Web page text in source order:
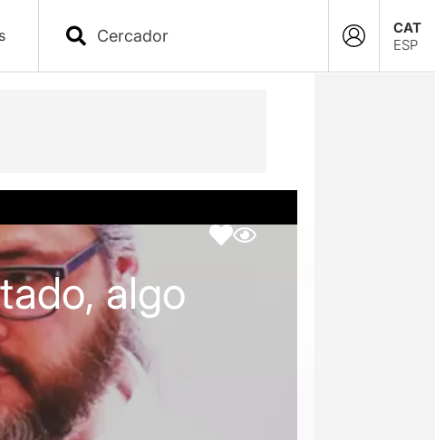
CAT
ESP
algo